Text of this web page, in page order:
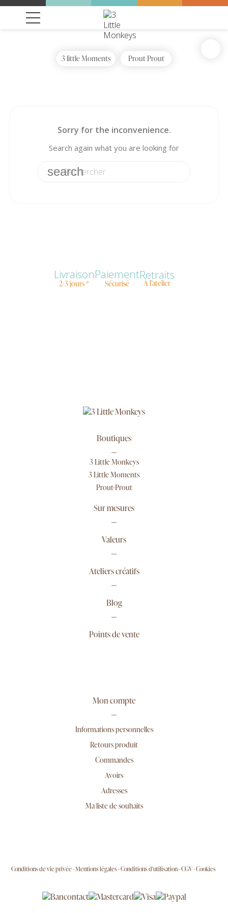
3 little Moments Prout Prout
Sorry for the inconvenience.
Search again what you are looking for
search
Livraison
2-3 jours *
Paiement
Sécurisé
Retraits
À l’atelier
Boutiques
3 Little Monkeys
3 Little Moments
Prout-Prout
Sur mesures
Valeurs
Ateliers créatifs
Blog
Points de vente
Mon compte
Informations personnelles
Retours produit
Commandes
Avoirs
Adresses
Ma liste de souhaits
Conditions de vie privée Mentions légales Conditions d'utilisation CGV Cookies